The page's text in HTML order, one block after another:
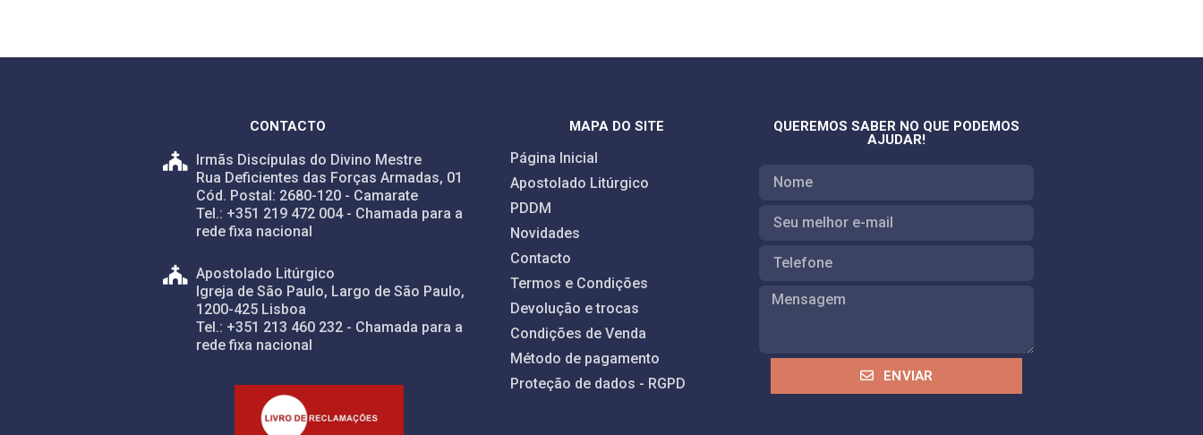
CONTACTO
Irmãs Discípulas do Divino Mestre
Rua Deficientes das Forças Armadas, 01
Cód. Postal: 2680-120 - Camarate
Tel.: +351 219 472 004 - Chamada para a
rede fixa nacional
Apostolado Litúrgico
Igreja de São Paulo, Largo de São Paulo,
1200-425 Lisboa
Tel.: +351 213 460 232 - Chamada para a
rede fixa nacional
MAPA DO SITE
Página Inicial
Apostolado Litúrgico
PDDM
Novidades
Contacto
Termos e Condições
Devolução e trocas
Condições de Venda
Método de pagamento
Proteção de dados - RGPD
QUEREMOS SABER NO QUE PODEMOS
AJUDAR!
ENVIAR